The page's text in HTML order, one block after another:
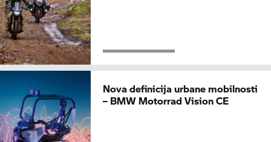
Nova definicija urbane mobilnosti
– BMW Motorrad Vision CE